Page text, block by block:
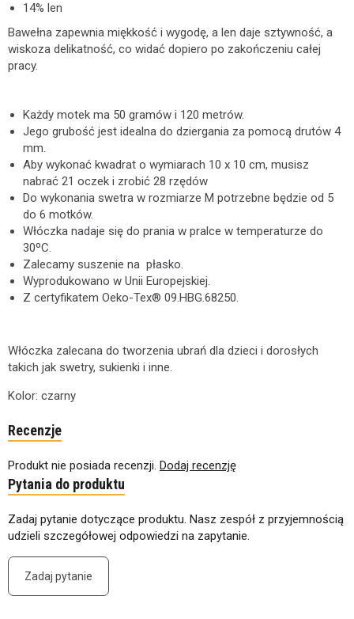
14% len
Bawełna zapewnia miękkość i wygodę, a len daje sztywność, a
wiskoza delikatność, co widać dopiero po zakończeniu całej
pracy.
Każdy motek ma 50 gramów i 120 metrów.
Jego grubość jest idealna do dziergania za pomocą drutów 4
mm.
Aby wykonać kwadrat o wymiarach 10 x 10 cm, musisz
nabrać 21 oczek i zrobić 28 rzędów
Do wykonania swetra w rozmiarze M potrzebne będzie od 5
do 6 motków.
Włóczka nadaje się do prania w pralce w temperaturze do
30ºC.
Zalecamy suszenie na płasko.
Wyprodukowano w Unii Europejskiej.
Z certyfikatem Oeko-Tex® 09.HBG.68250.
Włóczka zalecana do tworzenia ubrań dla dzieci i dorosłych
takich jak swetry, sukienki i inne.
Kolor: czarny
Recenzje
Produkt nie posiada recenzji. Dodaj recenzję
Pytania do produktu
Zadaj pytanie dotyczące produktu. Nasz zespół z przyjemnością
udzieli szczegółowej odpowiedzi na zapytanie.
Zadaj pytanie